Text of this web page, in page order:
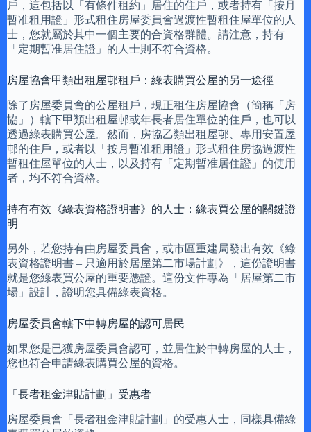
戶，這包括以「有條件租約」居住的住戶，或者持有「按月
暫准租用證」形式租住房屋委員會過渡性暫租住屋單位的人
士，您就屬於其中一個主要的合資格群體。請注意，持有
「定期暫准居住證」的人士則不符合資格。
房屋協會甲類出租屋邨租戶：綠表購買公屋的另一途徑
除了房屋委員會的公屋租戶，現正租住房屋協會（簡稱「房
協」）轄下甲類出租屋邨或年長者居住單位的住戶，也可以
透過綠表購買公屋。然而，房協乙類出租屋邨、專用安置屋
邨的住戶，或者以「按月暫准租用證」形式租住房協過渡性
暫租住屋單位的人士，以及持有「定期暫准居住證」的使用
者，均不符合資格。
持有有效《綠表資格證明書》的人士：綠表買公屋的關鍵證
明
另外，若您持有由房屋委員會，或市區重建局發出有效《綠
表資格證明書 – 只適用於居屋第二市場計劃》，這份證明書
就是您綠表買公屋的重要憑證。這份文件專為「居屋第二市
場」設計，證明您具備綠表資格。
房屋委員會轄下中轉房屋的認可居民
如果您是已獲房屋委員會認可，並居住於中轉房屋的人士，
您也符合申請綠表購買公屋的資格。
「長者租金津貼計劃」受惠者
房屋委員會「長者租金津貼計劃」的受惠人士，同樣具備綠